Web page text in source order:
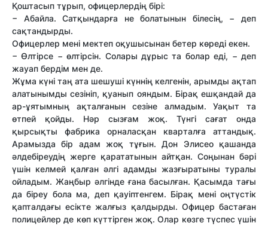
Қоштасып тұрып, офицерлердің бірі:
− Абайла. Сатқындарға не болатынын білесің, − деп
сақтандырды.
Офицерлер мені мектеп оқушысынан бетер көреді екен.
− Өлтірсе − өлтірсін. Солары дұрыс та болар еді, − деп
жауап бердім мен де.
Жұма күні таң ата шешуші күннің келгенін, арымды ақтап
алатынымды сезініп, қуанып ояндым. Бірақ ешқандай да
ар-ұятымның ақталғанын сезіне алмадым. Уақыт та
өтпей қойды. Нәр сызғам жоқ. Түнгі сағат онда
қырсықты фабрика орналасқан кварталға аттандық.
Арамызда бір адам жоқ тұғын. Дон Элисео қашанда
әлдебіреудің жерге қарататынын айтқан. Соңынан бәрі
үшін келмей қалған әлгі адамды жазғыратыны туралы
ойладым. Жаңбыр әлгінде ғана басылған. Қасымда тағы
да біреу бола ма, деп қауіптенгем. Бірақ мені оңтүстік
қапталдағы есікте жалғыз қалдырды. Офицер бастаған
полицейлер де көп күттірген жоқ. Олар көзге түспес үшін